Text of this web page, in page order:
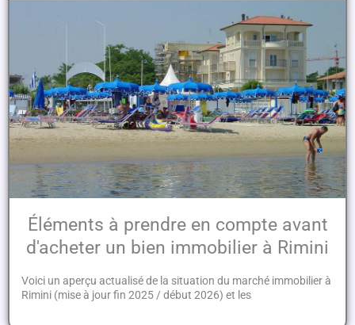
Éléments à prendre en compte avant
d'acheter un bien immobilier à Rimini
Voici un aperçu actualisé de la situation du marché immobilier à
Rimini (mise à jour fin 2025 / début 2026) et les